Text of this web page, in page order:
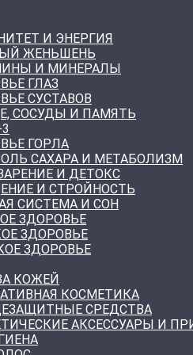
И ЭНЕРГИЯ
ЖЕНЬШЕНЬ
И МИНЕРАЛЫ
ГЛАЗ
СУСТАВОВ
СОСУДЫ И ПАМЯТЬ
ГОРЛА
САХАРА И МЕТАБОЛИЗМ
И ДЕТОКС
И СТРОЙНОСТЬ
СИСТЕМА И СОН
ЗДОРОВЬЕ
ЗДОРОВЬЕ
ЗДОРОВЬЕ
КОЖЕЙ
КОСМЕТИКА
СРЕДСТВА
АКСЕССУАРЫ И